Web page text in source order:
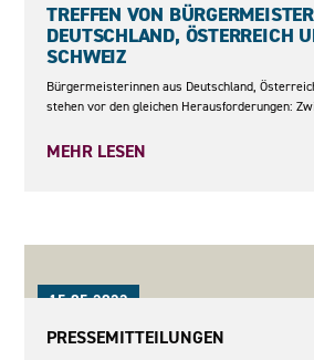
TREFFEN VON
DEUTSCHLAND, ÖSTERREICH
SCHWEIZ
Bürgermeisterinnen aus Deutschland,
stehen vor den gleichen Herausforderungen:
MEHR LESEN
15.05.2023
PRESSEMITTEILUNGEN